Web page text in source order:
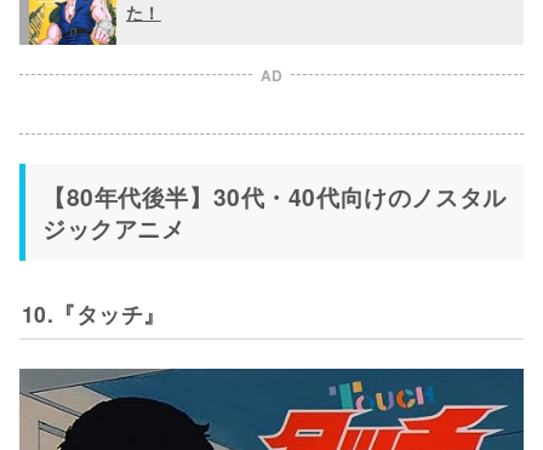
た！
AD
【80年代後半】30代・40代向けのノスタル
ジックアニメ
10.『タッチ』